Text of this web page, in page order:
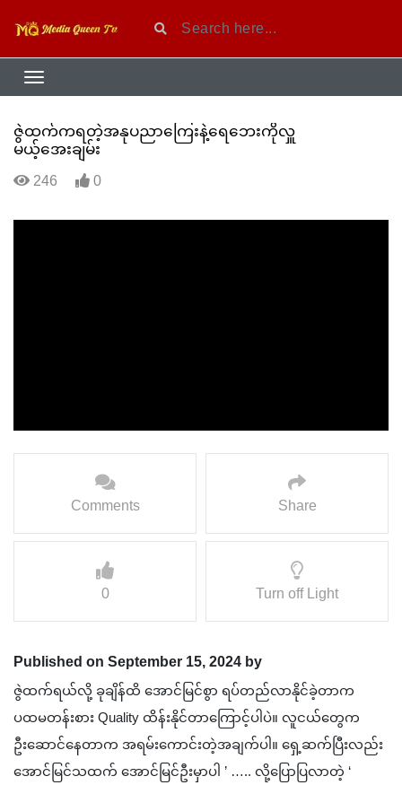
ဇွဲထက်ကရတဲ့အနုပညာကြေးနဲ့ရေဘေးကိုလှူ
မယ့်အေးချမ်း
246 0
Comments Share
0 Turn off Light
Published on September 15, 2024 by
ဇွဲထက်ရယ်လို့ ခုချိန်ထိ အောင်မြင်စွာ ရပ်တည်လာနိုင်ခဲ့တာက
ပထမတန်းစား Quality ထိန်းနိုင်တာကြောင့်ပါပဲ။ လူငယ်တွေက
ဦးဆောင်နေတာက အရမ်းကောင်းတဲ့အချက်ပါ။ ရှေ့ဆက်ပြီးလည်း
အောင်မြင်သထက် အောင်မြင်ဦးမှာပါ ’ ….. လို့ပြောပြလာတဲ့ ‘